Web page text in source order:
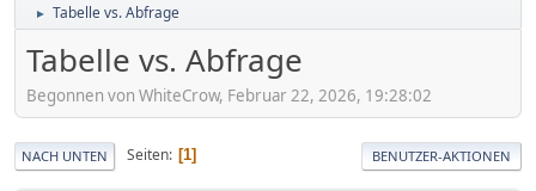
► Tabelle vs. Abfrage
Tabelle vs. Abfrage
Begonnen von WhiteCrow, Februar 22, 2026, 19:28:02
NACH UNTEN Seiten 1 BENUTZER-AKTIONEN